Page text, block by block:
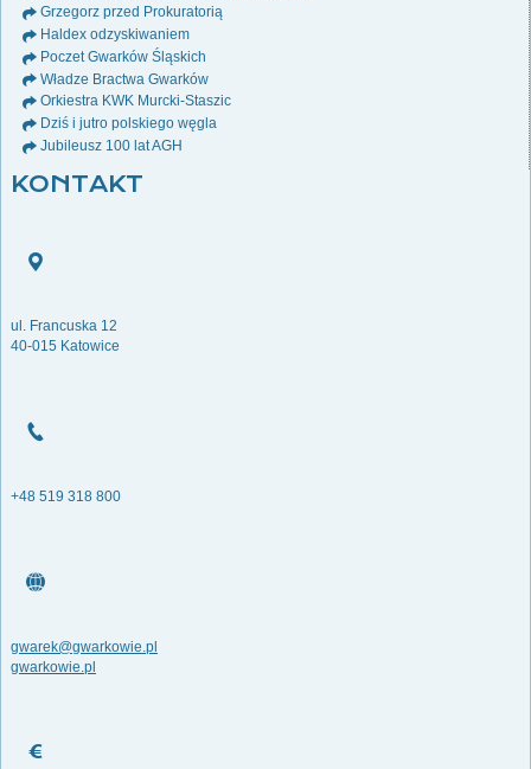
Grzegorz przed Prokuratorią
Haldex odzyskiwaniem
Poczet Gwarków Śląskich
Władze Bractwa Gwarków
Orkiestra KWK Murcki-Staszic
Dziś i jutro polskiego węgla
Jubileusz 100 lat AGH
KONTAKT
ul. Francuska 12
40-015 Katowice
+48 519 318 800
gwarek@gwarkowie.pl
gwarkowie.pl